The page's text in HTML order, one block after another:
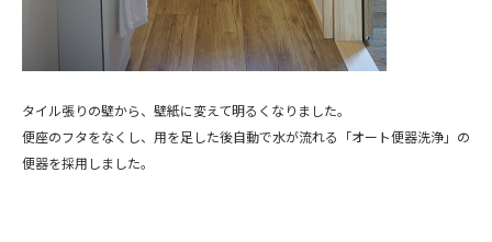
タイル張りの壁から、壁紙に変えて明るくなりました。
便座のフタをなくし、用を足した後自動で水が流れる「オート便器洗浄」の
便器を採用しました。